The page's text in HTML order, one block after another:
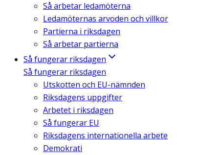
Så arbetar ledamöterna
Ledamöternas arvoden och villkor
Partierna i riksdagen
Så arbetar partierna
Så fungerar riksdagen
Så fungerar riksdagen
Utskotten och EU-nämnden
Riksdagens uppgifter
Arbetet i riksdagen
Så fungerar EU
Riksdagens internationella arbete
Demokrati